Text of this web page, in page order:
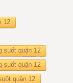
12
suốt quận 12
suốt quận 12
quận 12